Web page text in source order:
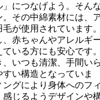
につなげよう。そん
その中綿素材には、
が使用されています
赤ちゃんやアレルギ
いる方にも安心です
いつも清潔、手間い
い構造となっていま
グにより身体へのフ
じるようデザインや